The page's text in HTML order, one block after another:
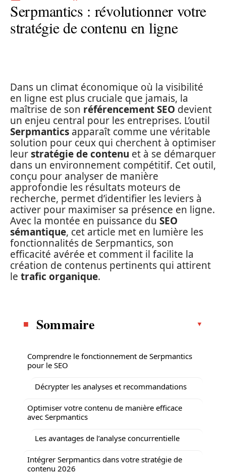
Serpmantics : révolutionner votre
stratégie de contenu en ligne
Dans un climat économique où la visibilité
en ligne est plus cruciale que jamais, la
maîtrise de son référencement SEO devient
un enjeu central pour les entreprises. L’outil
Serpmantics apparaît comme une véritable
solution pour ceux qui cherchent à optimiser
leurstratégie de contenu et à se démarquer
dans un environnement compétitif. Cet outil,
conçu pour analyser de manière
approfondie les résultats moteurs de
recherche, permet d’identifier les leviers à
activer pour maximiser sa présence en ligne.
Avec la montée en puissance du SEO
sémantique, cet article met en lumière les
fonctionnalités de Serpmantics, son
efficacité avérée et comment il facilite la
création de contenus pertinents qui attirent
le trafic organique.
Sommaire
Comprendre le fonctionnement de Serpmantics
pour le SEO
Décrypter les analyses et recommandations
Optimiser votre contenu de manière efficace
avec Serpmantics
Les avantages de l’analyse concurrentielle
Intégrer Serpmantics dans votre stratégie de
contenu 2026